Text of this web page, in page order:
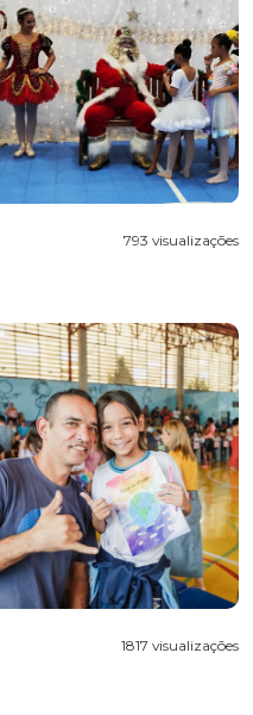
793 visualizações
1817 visualizações